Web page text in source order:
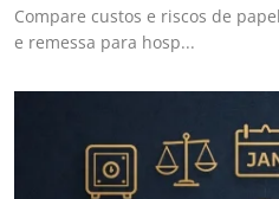
Compare custos e riscos de
e remessa para hosp...